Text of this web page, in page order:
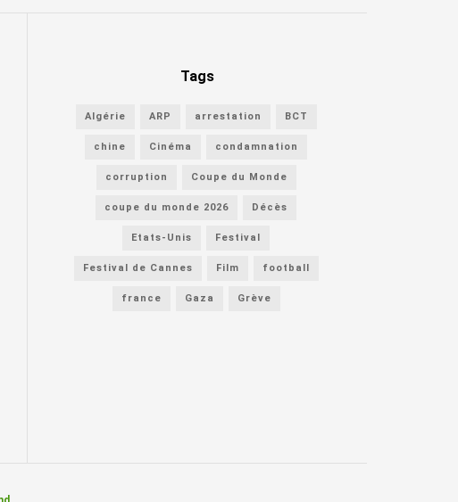
Tags
Algérie ARP arrestation BCT
chine Cinéma condamnation
corruption Coupe du Monde
coupe du monde 2026 Décès
Etats-Unis Festival
Festival de Cannes Film football
france Gaza Grève